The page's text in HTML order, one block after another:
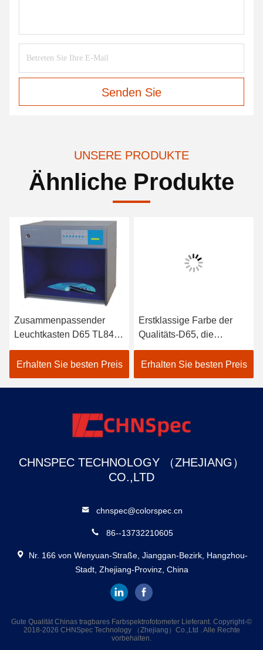
Senden Sie
UNSERE PRODUKTE
Ähnliche Produkte
Zusammenpassender
Leuchtkasten D65 TL84
UVf Farbpasst sich an
internationalen Standard
an
Erhalten Sie besten Preis
Erstklassige Farbe der
Qualitäts-D65, die
Leuchtkasten,
Farbzusammenpassendes
Kabinett 18 - Energie 40W
überprüft
Erhalten Sie besten Preis
CHNSPEC TECHNOLOGY （ZHEJIANG）
CO.,LTD
chnspec@colorspec.cn
86--13732210605
Nr. 166 von Wenyuan-Straße, Jianggan-Bezirk, Hangzhou-
Stadt, Zhejiang-Provinz, China
Gute Qualität Chinas tragbares Farbspektrofotometer Lieferant. Copyright-©
2018-2026 CHNSpec Technology （Zhejiang）Co.,Ltd . Alle Rechte
vorbehalten.